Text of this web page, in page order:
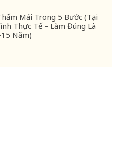
Mái Trong 5 Bước (Tại
Thực Tế – Làm Đúng Là
Năm)